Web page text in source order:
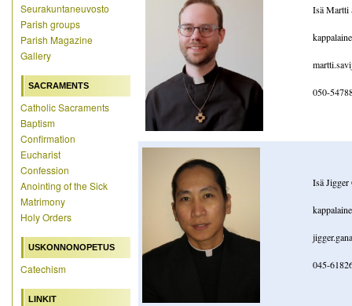
Seurakuntaneuvosto
Parish groups
Parish Magazine
Gallery
SACRAMENTS
Catholic Sacraments
Baptism
Confirmation
Eucharist
Confession
Anointing of the Sick
Matrimony
Holy Orders
USKONNONOPETUS
Catechism
LINKIT
Isä Martti
050-
Isä Jigger
045-